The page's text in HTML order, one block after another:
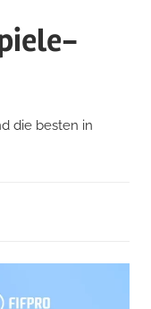
die besten in